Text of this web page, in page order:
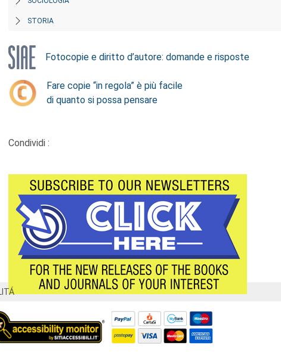
STORIA
Fotocopie e diritto d’autore: domande e risposte
Fare copie “in regola” è più facile
di quanto si possa pensare
Condividi :